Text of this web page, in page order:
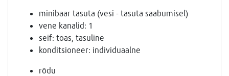
minibaar tasuta (vesi - tasuta saabumisel)
vene kanalid: 1
seif: toas, tasuline
konditsioneer: individuaalne
rõdu